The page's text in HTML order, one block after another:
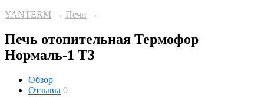
YANTERM → Печи →
Печь отопительная Термофор
Нормаль-1 ТЗ
Обзор
Отзывы 0